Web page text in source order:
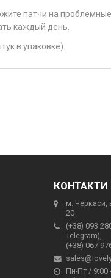
патчи на
каждый день.
в упаковке).
КОНТАКТИ
м. Черкаси,
20
(+38) 093
Telegram),
(+38) 067
Пн-Пт / 9:00